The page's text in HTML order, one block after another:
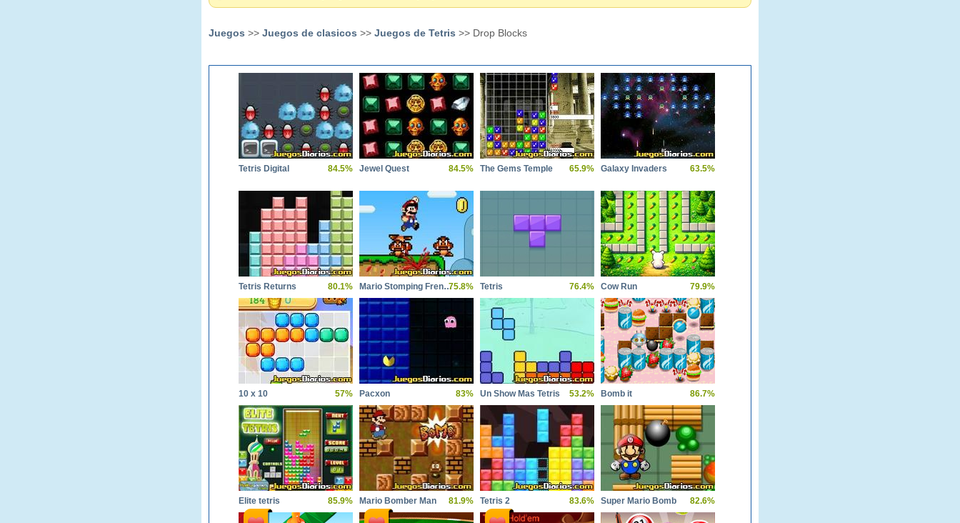
Juegos >> Juegos de clasicos >> Juegos de Tetris >> Drop Blocks
Tetris Digital 84.5% Jewel Quest 84.5% The Gems Temple 65.9% Galaxy Invaders 63.5%
Tetris Returns 80.1% Mario Stomping Frenzy75.8% Tetris 76.4% Cow Run 79.9%
10 x 10 57% Pacxon 83% Un Show Mas Tetris 53.2% Bomb it 86.7%
Elite tetris 85.9% Mario Bomber Man 81.9% Tetris 2 83.6% Super Mario Bomb 82.6%